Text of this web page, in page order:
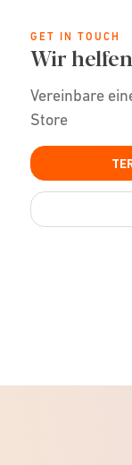
GET IN TOUCH
Wir
Vereinbare
Store